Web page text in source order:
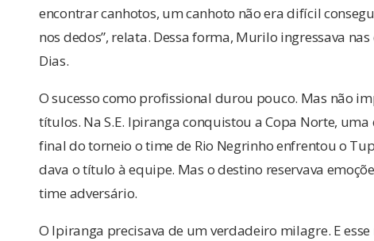
encontrar canhotos, um canhoto não era difícil
nos dedos”, relata. Dessa forma, Murilo ingressava
Dias.
O sucesso como profissional durou pouco. Mas não
títulos. Na S.E. Ipiranga conquistou a Copa Norte,
final do torneio o time de Rio Negrinho enfrentou o
dava o título à equipe. Mas o destino reservava
time adversário.
O Ipiranga precisava de um verdadeiro milagre. E